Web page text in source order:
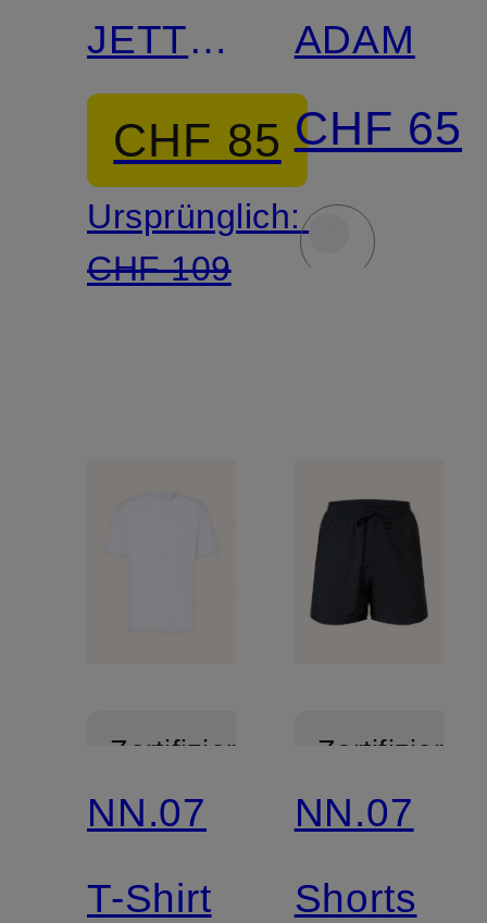
JETT
SS
CHF 85
Ursprünglich:
CHF 109
ADAM
CHF 65
Zertifiziert
NN.07
T-Shirt
Zertifiziert
NN.07
Shorts